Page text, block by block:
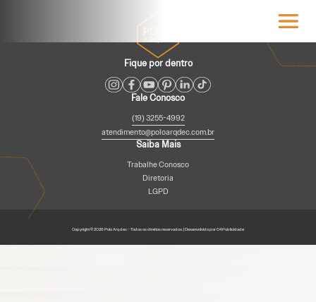
Fique por dentro
Fale Conosco
(19) 3255-4992
atendimento@poloarqdec.com.br
Saiba Mais
Trabalhe Conosco
Diretoria
LGPD
Copyright © 2026 Polo Arqdec - Todos os direitos reservados. | Desenvolvido por C4 Publicidade